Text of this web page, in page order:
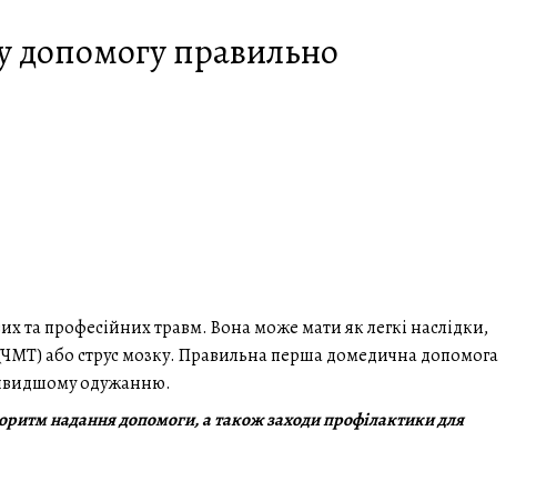
допомогу правильно
професійних травм. Вона може мати як легкі наслідки,
або струс мозку. Правильна перша домедична допомога
одужанню.
надання допомоги, а також заходи профілактики для